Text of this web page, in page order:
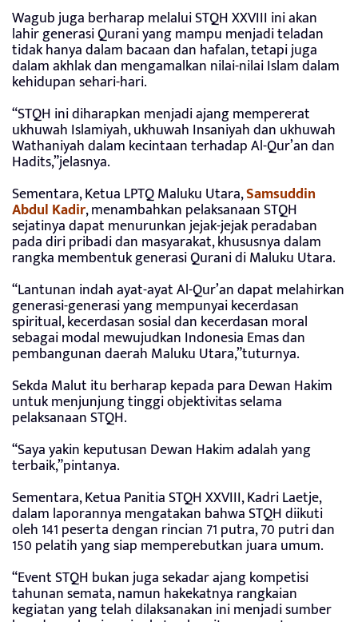
Wagub juga berharap melalui STQH XXVIII ini akan
lahir generasi Qurani yang mampu menjadi teladan
tidak hanya dalam bacaan dan hafalan, tetapi juga
dalam akhlak dan mengamalkan nilai-nilai Islam dalam
kehidupan sehari-hari.
“STQH ini diharapkan menjadi ajang mempererat
ukhuwah Islamiyah, ukhuwah Insaniyah dan ukhuwah
Wathaniyah dalam kecintaan terhadap Al-Qur’an dan
Hadits,”jelasnya.
Sementara, Ketua LPTQ Maluku Utara,Samsuddin
Abdul Kadir, menambahkan pelaksanaan STQH
sejatinya dapat menurunkan jejak-jejak peradaban
pada diri pribadi dan masyarakat, khususnya dalam
rangka membentuk generasi Qurani di Maluku Utara.
“Lantunan indah ayat-ayat Al-Qur’an dapat melahirkan
generasi-generasi yang mempunyai kecerdasan
spiritual, kecerdasan sosial dan kecerdasan moral
sebagai modal mewujudkan Indonesia Emas dan
pembangunan daerah Maluku Utara,”tuturnya.
Sekda Malut itu berharap kepada para Dewan Hakim
untuk menjunjung tinggi objektivitas selama
pelaksanaan STQH.
“Saya yakin keputusan Dewan Hakim adalah yang
terbaik,”pintanya.
Sementara, Ketua Panitia STQH XXVIII, Kadri Laetje,
dalam laporannya mengatakan bahwa STQH diikuti
oleh 141 peserta dengan rincian 71 putra, 70 putri dan
150 pelatih yang siap memperebutkan juara umum.
“Event STQH bukan juga sekadar ajang kompetisi
tahunan semata, namun hakekatnya rangkaian
kegiatan yang telah dilaksanakan ini menjadi sumber